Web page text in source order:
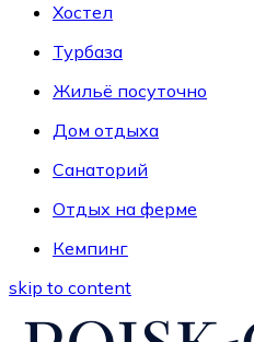
Хостел
Турбаза
Жильё посуточно
Дом отдыха
Санаторий
Отдых на ферме
Кемпинг
skip to content